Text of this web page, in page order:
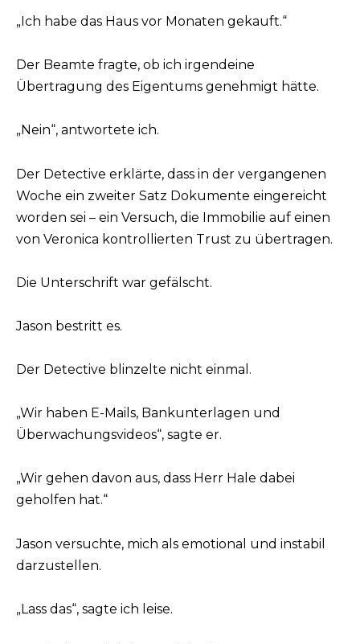
„Ich habe das Haus vor Monaten gekauft.“
Der Beamte fragte, ob ich irgendeine
Übertragung des Eigentums genehmigt hätte.
„Nein“, antwortete ich.
Der Detective erklärte, dass in der vergangenen
Woche ein zweiter Satz Dokumente eingereicht
worden sei – ein Versuch, die Immobilie auf einen
von Veronica kontrollierten Trust zu übertragen.
Die Unterschrift war gefälscht.
Jason bestritt es.
Der Detective blinzelte nicht einmal.
„Wir haben E-Mails, Bankunterlagen und
Überwachungsvideos“, sagte er.
„Wir gehen davon aus, dass Herr Hale dabei
geholfen hat.“
Jason versuchte, mich als emotional und instabil
darzustellen.
„Lass das“, sagte ich leise.